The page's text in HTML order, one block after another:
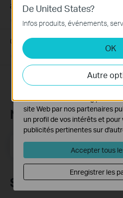
appareil TP-Link
08-10-2018 489170 views
Comment trouver la référence
08-10-2018
Newsletter TP-Link
E-mail
Suivez-nous
De United States?
Infos produits, événements,
OK
Autre
Ces cookies sont nécessaires
site Web et ne peuvent pas
Cookies d'analyse et
Les cookies d'analyse nous
activités sur notre site Web
fonctionnalités de notre site
Les cookies marketing
site Web par nos partenaires
un profil de vos intérêts et
publicités pertinentes sur
Accepter tous
Enregistrer les